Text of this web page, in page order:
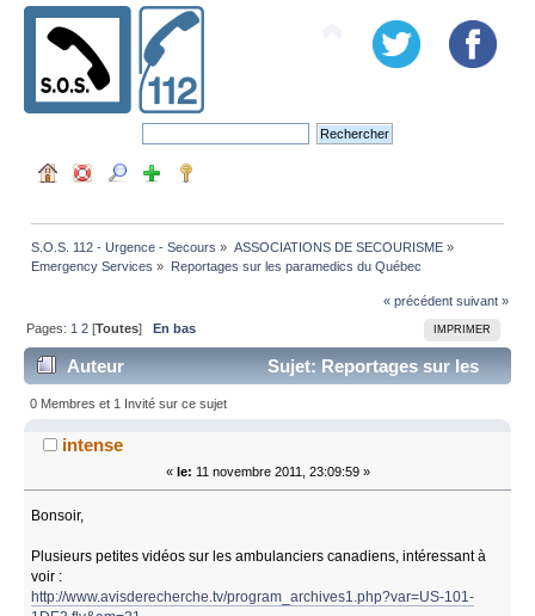
S.O.S. 112 - Urgence - Secours » ASSOCIATIONS DE SECOURISME»
Emergency Services » Reportages sur les paramedics du Québec
« précédent suivant »
IMPRIMER
Pages: 1 2 [Toutes]En bas
Auteur
Sujet: Reportages sur les
paramedics du Québec (Lu 46861 fois)
0 Membres et 1 Invité sur ce sujet
intense
« le: 11 novembre 2011, 23:09:59 »
Bonsoir,
Plusieurs petites vidéos sur les ambulanciers canadiens, intéressant à
voir :
http://www.avisderecherche.tv/program_archives1.php?var=US-101-